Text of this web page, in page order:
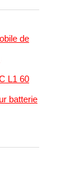
de
L1 60
batterie